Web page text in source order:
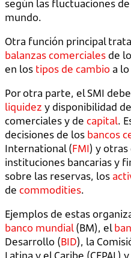
según las fluctuaciones de
mundo.
Otra función principal
balanzas comerciales de
en los tipos de cambio a
Por otra parte, el SMI
liquidez y disponibilidad
comerciales y de capital.
decisiones de los bancos
International (FMI) y otras
instituciones bancarias y
sobre las reservas, los
de commodities.
Ejemplos de estas
banco mundial(BM), el
Desarrollo (BID), la